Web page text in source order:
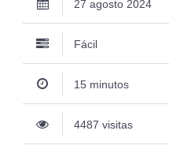
27 agosto 2024
Fácil
15 minutos
4487 visitas